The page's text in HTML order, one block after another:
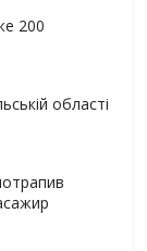
200
області